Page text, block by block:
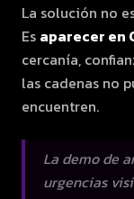
La solución no
Es aparecer en
cercanía,
las cadenas no
encuentren.
La demo de
urgencias